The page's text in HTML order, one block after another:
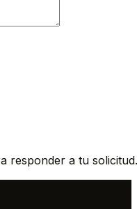
responder a tu solicitud.